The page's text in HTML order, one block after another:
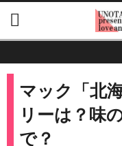
マック「北
リーは？味
で？